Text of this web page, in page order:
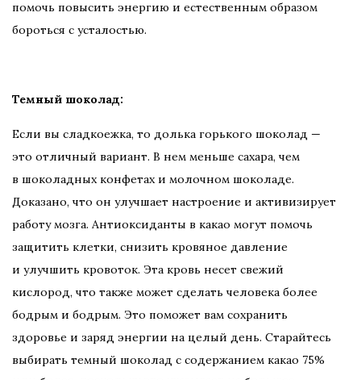
помочь повысить энергию и естественным образом
бороться с усталостью.
Темный шоколад:
Если вы сладкоежка, то долька горького шоколад —
это отличный вариант. В нем меньше сахара, чем
в шоколадных конфетах и молочном шоколаде.
Доказано, что он улучшает настроение и активизирует
работу мозга. Антиоксиданты в какао могут помочь
защитить клетки, снизить кровяное давление
и улучшить кровоток. Эта кровь несет свежий
кислород, что также может сделать человека более
бодрым и бодрым. Это поможет вам сохранить
здоровье и заряд энергии на целый день. Старайтесь
выбирать темный шоколад с содержанием какао 75%